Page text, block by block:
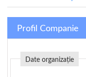
Profil Companie
Date organizație